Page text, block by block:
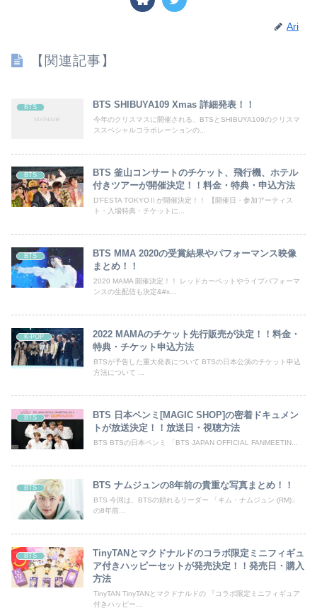
Ari
【関連記事】
BTS BTS SHIBUYA109 Xmas 詳細発表！！
今年のクリスマスに開催される、BTSとSHIBUYA109のクリスマ
ススペシャルコラボレーションの...
BTS
BTS 釜山コンサートのチケット、飛行機、ホテル
付きツアーが開催決定！！料金・特典・申込方法
D’FESTA TOKYOⅡが開催決定！！ 【開催日・参加アーティス
ト・入場特典・チケットに...
BTS
BTS MMA 2020の受賞結果やパフォーマンス映像
まとめ！！
2020 MAMA 開催決定！！ レッドカーペットやライブパフォーマ
ンスの生配信も決定&#x...
K-POP
2022 MAMAのチケット先行販売が決定！！料金・
特典・チケット申込方法
BTSが予告した重大発表について BTSの日本公演のチケット申込
方法について ...
BTS
BTS 日本ペンミ[MAGIC SHOP]の密着ドキュメン
トが放送決定！！放送日・視聴方法
BTS BTSの日本ペンミ 「BTS JAPAN OFFICIAL FANMEETIN...
BTS BTS ナムジュンの8年前の貴重な写真まとめ！！
BTS 今回は、BTSの頼れるリーダー 「キム・ナムジュン (RM)」
の8年前...
BTS
TinyTANとマクドナルドのコラボ限定ミニフィギュ
ア付きハッピーセットが発売決定！！発売日・購入
方法
TinyTAN TinyTANとマクドナルドの 『コラボ限定ミニフィギュア
付きハッピー...